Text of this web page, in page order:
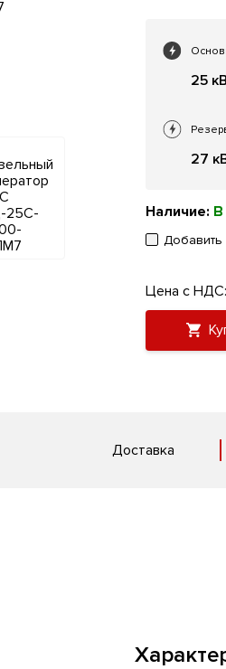
25
27
Наличие: В
Добавить
Цена с НДС:
Доставка